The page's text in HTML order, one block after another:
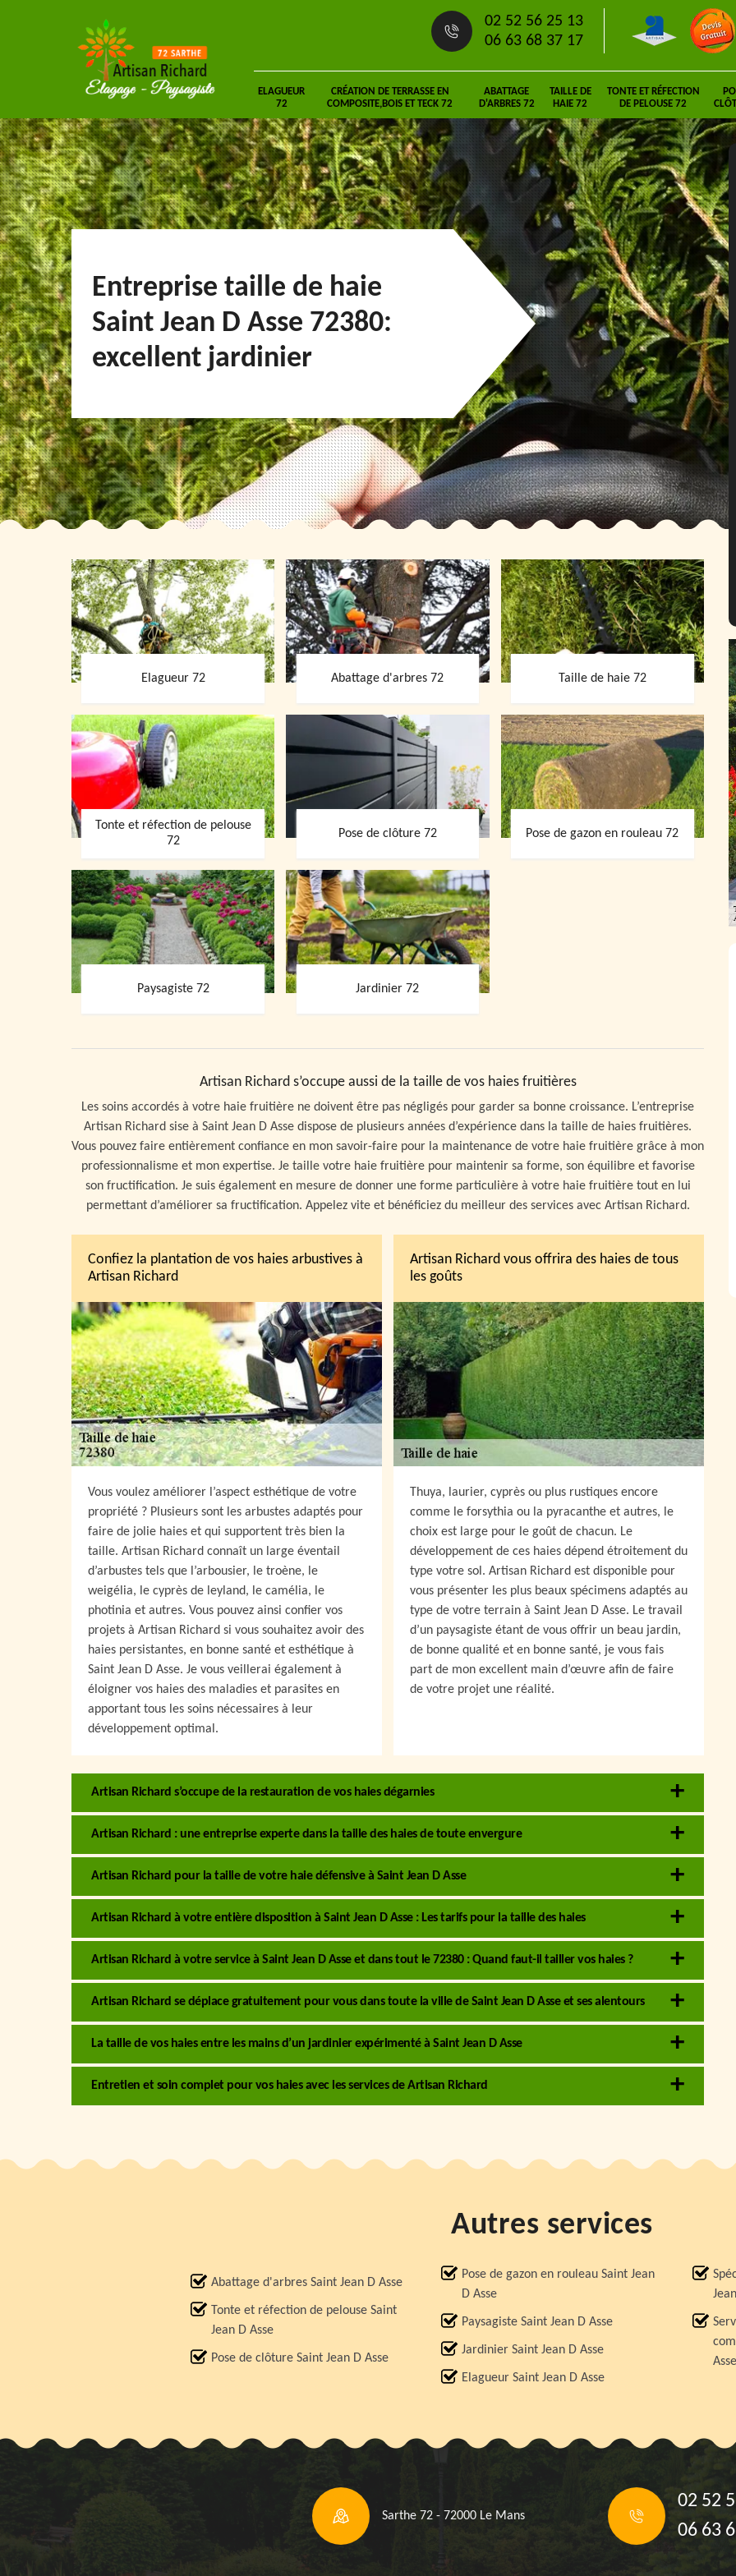
02 52 56 25 13
06 63 68 37 17
ELAGUEUR
72
CRÉATION DE TERRASSE EN
COMPOSITE,BOIS ET TECK 72
ABATTAGE
D'ARBRES 72
TAILLE DE
HAIE 72
TONTE ET RÉFECTION
DE PELOUSE 72
Entreprise taille de haie
Saint Jean D Asse 72380:
excellent jardinier
Elagueur 72 Abattage d'arbres 72 Taille de haie 72
Tonte et réfection de pelouse
72
Pose de clôture 72 Pose de gazon en rouleau 72
Paysagiste 72 Jardinier 72
Artisan Richard s’occupe aussi de la taille de vos haies fruitières
Les soins accordés à votre haie fruitière ne doivent être pas négligés pour garder sa bonne croissance. L’entreprise
Artisan Richard sise à Saint Jean D Asse dispose de plusieurs années d’expérience dans la taille de haies fruitières.
Vous pouvez faire entièrement confiance en mon savoir-faire pour la maintenance de votre haie fruitière grâce à mon
professionnalisme et mon expertise. Je taille votre haie fruitière pour maintenir sa forme, son équilibre et favorise
son fructification. Je suis également en mesure de donner une forme particulière à votre haie fruitière tout en lui
permettant d’améliorer sa fructification. Appelez vite et bénéficiez du meilleur des services avec Artisan Richard.
Confiez la plantation de vos haies arbustives à
Artisan Richard
Vous voulez améliorer l’aspect esthétique de votre
propriété ? Plusieurs sont les arbustes adaptés pour
faire de jolie haies et qui supportent très bien la
taille. Artisan Richard connaît un large éventail
d’arbustes tels que l’arbousier, le troène, le
weigélia, le cyprès de leyland, le camélia, le
photinia et autres. Vous pouvez ainsi confier vos
projets à Artisan Richard si vous souhaitez avoir des
haies persistantes, en bonne santé et esthétique à
Saint Jean D Asse. Je vous veillerai également à
éloigner vos haies des maladies et parasites en
apportant tous les soins nécessaires à leur
développement optimal.
Artisan Richard vous offrira des haies de tous
les goûts
Thuya, laurier, cyprès ou plus rustiques encore
comme le forsythia ou la pyracanthe et autres, le
choix est large pour le goût de chacun. Le
développement de ces haies dépend étroitement du
type votre sol. Artisan Richard est disponible pour
vous présenter les plus beaux spécimens adaptés au
type de votre terrain à Saint Jean D Asse. Le travail
d’un paysagiste étant de vous offrir un beau jardin,
de bonne qualité et en bonne santé, je vous fais
part de mon excellent main d’œuvre afin de faire
de votre projet une réalité.
Artisan Richard s’occupe de la restauration de vos haies dégarnies
Artisan Richard : une entreprise experte dans la taille des haies de toute envergure
Artisan Richard pour la taille de votre haie défensive à Saint Jean D Asse
Artisan Richard à votre entière disposition à Saint Jean D Asse : Les tarifs pour la taille des haies
Artisan Richard à votre service à Saint Jean D Asse et dans tout le 72380 : Quand faut-il tailler vos haies ?
Artisan Richard se déplace gratuitement pour vous dans toute la ville de Saint Jean D Asse et ses alentours
La taille de vos haies entre les mains d’un jardinier expérimenté à Saint Jean D Asse
Entretien et soin complet pour vos haies avec les services de Artisan Richard
Autres services
Abattage d'arbres Saint Jean D Asse
Tonte et réfection de pelouse Saint
Jean D Asse
Pose de clôture Saint Jean D Asse
Pose de gazon en rouleau Saint Jean
D Asse
Paysagiste Saint Jean D Asse
Jardinier Saint Jean D Asse
Elagueur Saint Jean D Asse
Sarthe 72 - 72000 Le Mans
02 52
06 63